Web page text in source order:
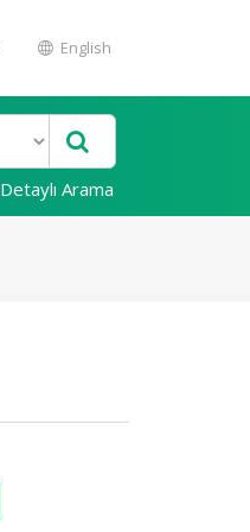
English
Detaylı Arama